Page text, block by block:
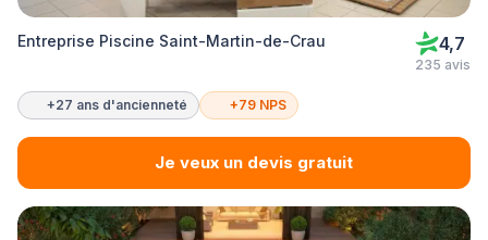
Entreprise Piscine Saint-Martin-de-Crau 4,7
235 avis
+27 ans d'ancienneté +79 NPS
Je veux un devis gratuit